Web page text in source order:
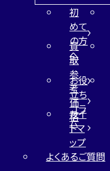
初
めて
の方
へ
買
取
参
考
価
格
お役
立ち
コラ
ム
サイ
トマ
ップ
よくあるご質問